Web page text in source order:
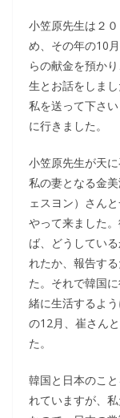
小笠原先生は２
め、その年の10
らの献金を預か
生とお話をしま
私を送って下さ
に行きました。
小笠原先生が天
私の妻となる金
ェスヨン）さん
やって来ました
ば、どうしてい
れたか、報告す
た。それで韓国
緒に生活するよ
の12月、崔さん
た。
韓国と日本のこ
れていますが、